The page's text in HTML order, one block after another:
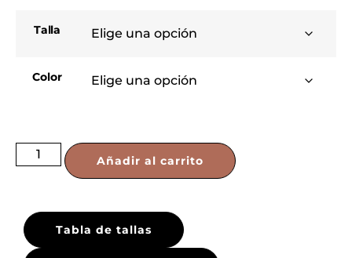
Talla
Color
Añadir al carrito
Tabla de tallas